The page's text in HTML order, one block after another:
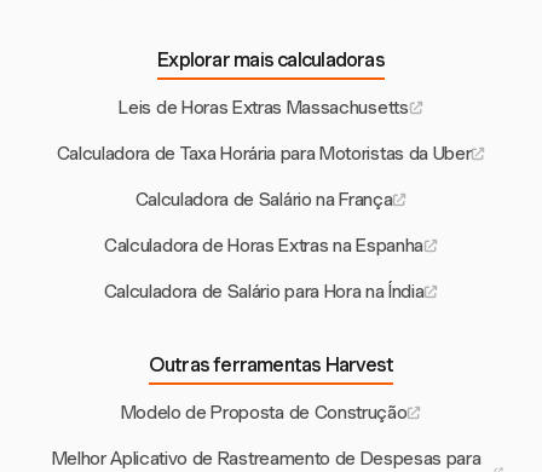
Explorar mais calculadoras
Leis de Horas Extras Massachusetts
Calculadora de Taxa Horária para Motoristas da Uber
Calculadora de Salário na França
Calculadora de Horas Extras na Espanha
Calculadora de Salário para Hora na Índia
Outras ferramentas Harvest
Modelo de Proposta de Construção
Melhor Aplicativo de Rastreamento de Despesas para